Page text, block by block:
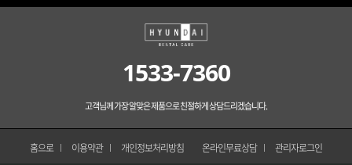
1533-7360
고객님께 가장 알맞은 제품으로 친절하게 상담드리겠습니다.
홈으로 이용약관 개인정보처리방침 온라인무료상담 관리자로그인